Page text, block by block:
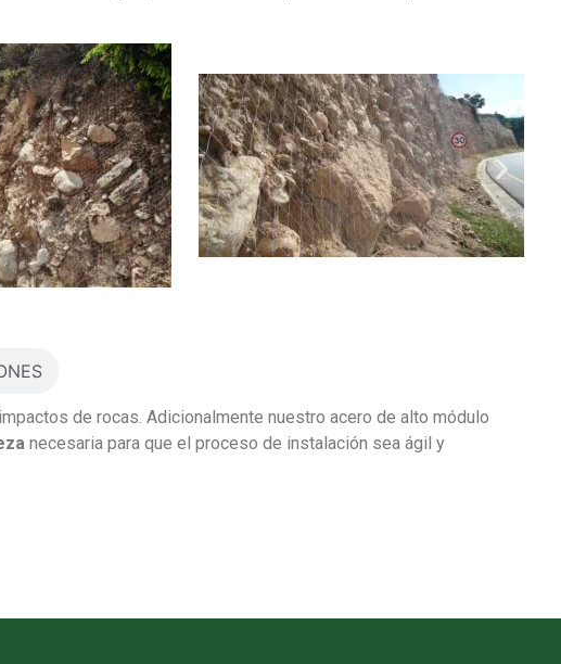
de rocas. Adicionalmente nuestro acero de alto módulo
necesaria para que el proceso de instalación sea ágil y